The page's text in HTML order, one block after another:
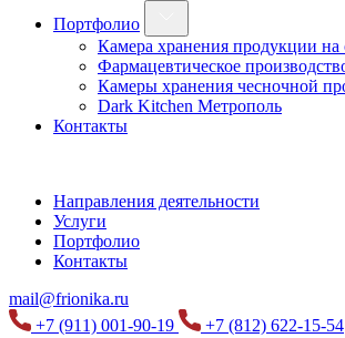
Портфолио
Камера хранения продукции
Фармацевтическое
Камеры хранения чесночной
Dark Kitchen Метрополь
Контакты
Направления деятельности
Услуги
Портфолио
Контакты
mail@frionika.ru
+7 (911) 001-90-19
+7 (812) 622-15-54